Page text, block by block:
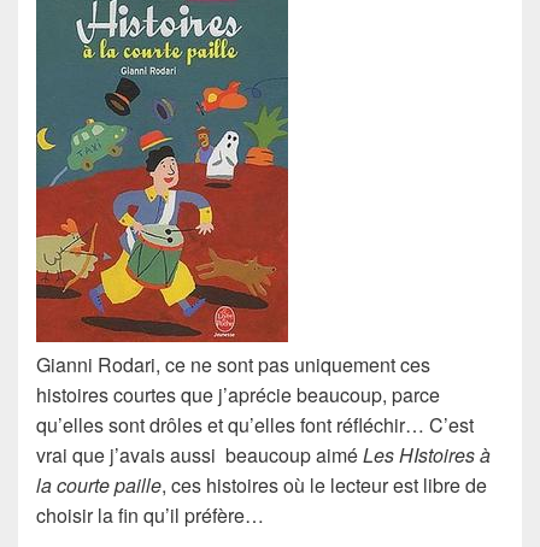
Gianni Rodari, ce ne sont pas uniquement ces
histoires courtes que j’aprécie beaucoup, parce
qu’elles sont drôles et qu’elles font réfléchir… C’est
vrai que j’avais aussi beaucoup aiméLes HIstoires à
la courte paille, ces histoires où le lecteur est libre de
choisir la fin qu’il préfère…